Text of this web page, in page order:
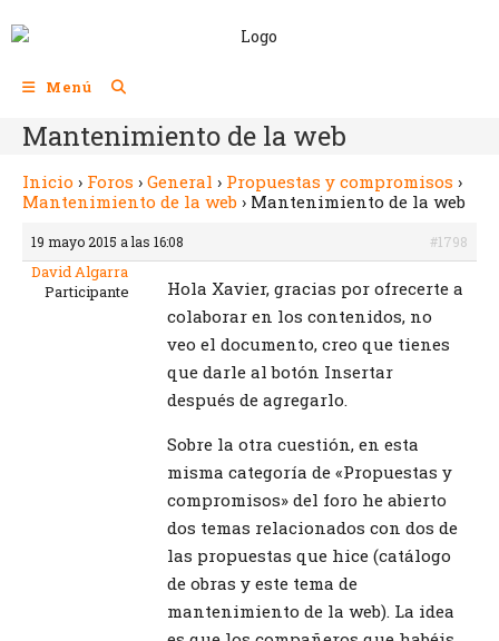
Menú
Mantenimiento de la web
Inicio › Foros › General › Propuestas y compromisos ›
Mantenimiento de la web › Mantenimiento de la web
19 mayo 2015 a las 16:08 #1798
David Algarra
Participante
Hola Xavier, gracias por ofrecerte a
colaborar en los contenidos, no
veo el documento, creo que tienes
que darle al botón Insertar
después de agregarlo.
Sobre la otra cuestión, en esta
misma categoría de «Propuestas y
compromisos» del foro he abierto
dos temas relacionados con dos de
las propuestas que hice (catálogo
de obras y este tema de
mantenimiento de la web). La idea